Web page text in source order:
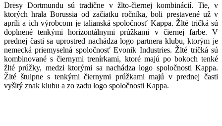
Dresy Dortmundu sú tradične v žlto-čiernej kombinácií. Tie, v
ktorých hrala Borussia od začiatku ročníka, boli prestavené už v
apríli a ich výrobcom je talianská spoločnosť Kappa. Žlté tričká sú
doplnené tenkými horizontálnymi prúžkami v čiernej farbe. V
prednej časti sa uprostred nachádza logo partnera klubu, ktorým je
nemecká priemyselná spoločnosť Evonik Industries. Žlté tričká sú
kombinované s čiernymi trenírkami, ktoré majú po bokoch tenké
žlté prúžky, medzi ktorými sa nachádza logo spoločnosti Kappa.
Žlté štulpne s tenkými čiernymi prúžkami majú v prednej časti
vyšitý znak klubu a zo zadu logo spoločnosti Kappa.